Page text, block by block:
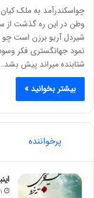
چواسکندرآمد به ملک
وطن در این ره گذشت از
شیردل آریو برزن است چو
نمود جهانگستری فکر
شتابنده میراند پیش بشد…
بیشتر بخوانید »
پرخواننده
۱۱